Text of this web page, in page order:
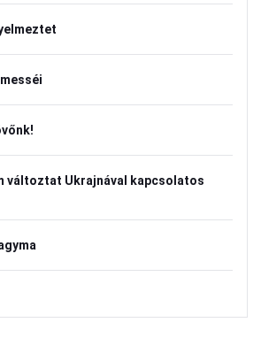
változtat Ukrajnával kapcsolatos